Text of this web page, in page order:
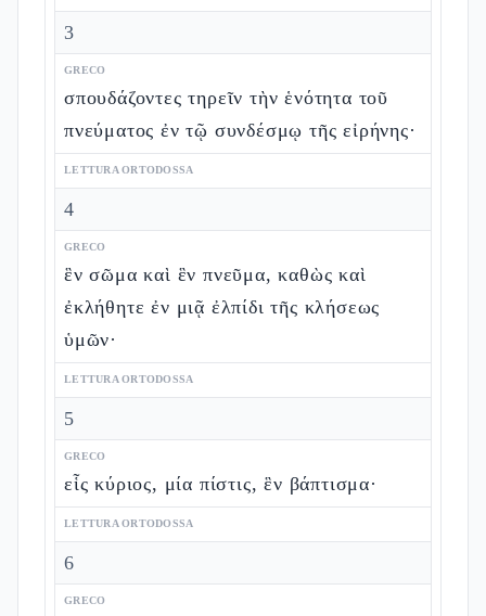
3
GRECO
σπουδάζοντες τηρεῖν τὴν ἑνότητα τοῦ
πνεύματος ἐν τῷ συνδέσμῳ τῆς εἰρήνης·
LETTURA ORTODOSSA
4
GRECO
ἓν σῶμα καὶ ἓν πνεῦμα, καθὼς καὶ
ἐκλήθητε ἐν μιᾷ ἐλπίδι τῆς κλήσεως
ὑμῶν·
LETTURA ORTODOSSA
5
GRECO
εἷς κύριος, μία πίστις, ἓν βάπτισμα·
LETTURA ORTODOSSA
6
GRECO